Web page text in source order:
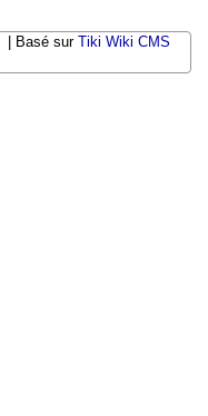
| Basé sur Tiki Wiki CMS